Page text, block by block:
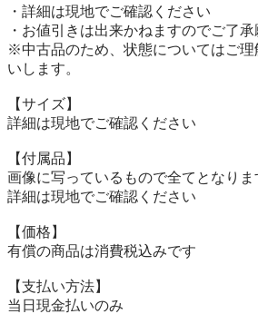
・詳細は現地でご確認ください
・お値引きは出来かねますのでご了
※中古品のため、状態についてはご
いします。
【サイズ】
詳細は現地でご確認ください
【付属品】
画像に写っているもので全てとなりま
詳細は現地でご確認ください
【価格】
有償の商品は消費税込みです
【⽀払い⽅法】
当⽇現⾦払いのみ